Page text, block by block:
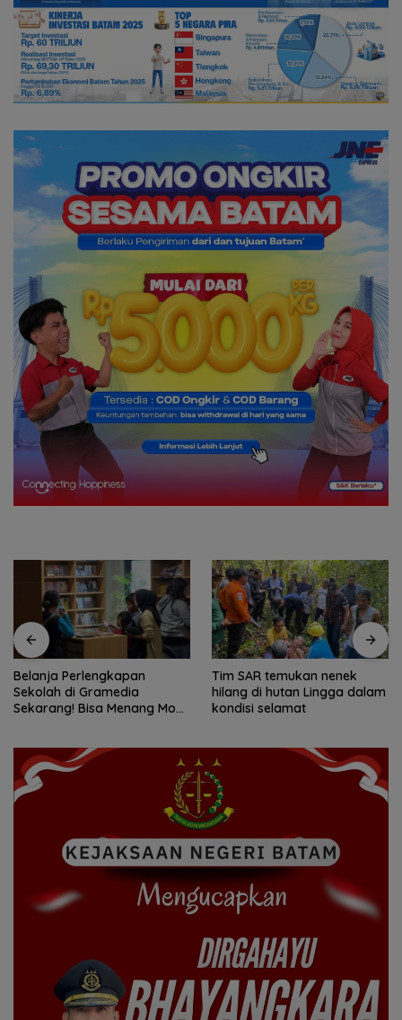
Tim SAR temukan nenek
hilang di hutan Lingga dalam
kondisi selamat
Tim SAR gabungan cari
nenek 68 tahun hilang di
Lingga Kepri